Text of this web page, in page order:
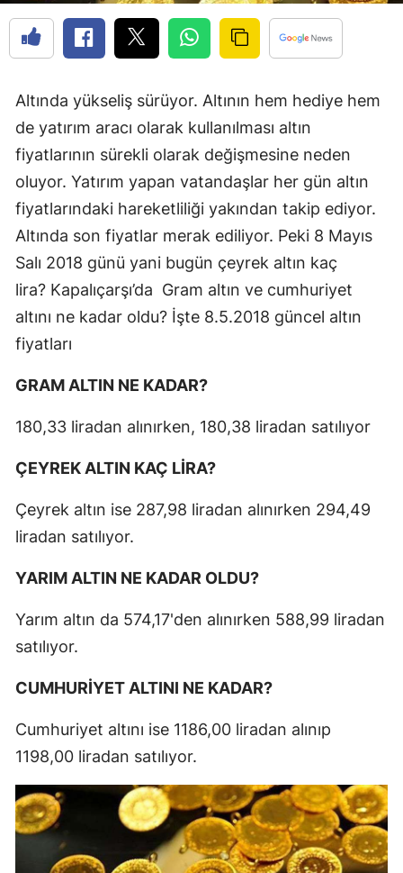
Altında yükseliş sürüyor. Altının hem hediye hem
de yatırım aracı olarak kullanılması altın
fiyatlarının sürekli olarak değişmesine neden
oluyor. Yatırım yapan vatandaşlar her gün altın
fiyatlarındaki hareketliliği yakından takip ediyor.
Altında son fiyatlar merak ediliyor. Peki 8 Mayıs
Salı 2018 günü yani bugün çeyrek altın kaç
lira? Kapalıçarşı’da Gram altın ve cumhuriyet
altını ne kadar oldu? İşte 8.5.2018 güncel altın
fiyatları
GRAM ALTIN NE KADAR?
180,33 liradan alınırken, 180,38 liradan satılıyor
ÇEYREK ALTIN KAÇ LİRA?
Çeyrek altın ise 287,98 liradan alınırken 294,49
liradan satılıyor.
YARIM ALTIN NE KADAR OLDU?
Yarım altın da 574,17'den alınırken 588,99 liradan
satılıyor.
CUMHURİYET ALTINI NE KADAR?
Cumhuriyet altını ise 1186,00 liradan alınıp
1198,00 liradan satılıyor.